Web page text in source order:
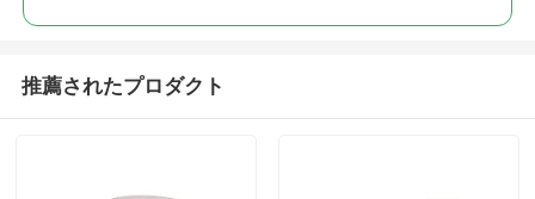
推薦されたプロダクト